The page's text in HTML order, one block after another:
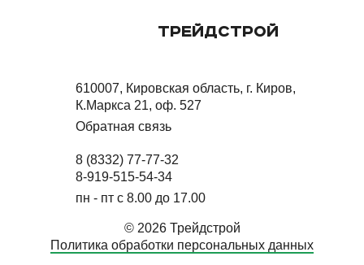
ТРЕЙДСТРОЙ
610007, Кировская область, г. Киров,
К.Маркса 21, оф. 527
Обратная связь
8 (8332) 77-77-32
8-919-515-54-34
пн - пт с 8.00 до 17.00
© 2026 Трейдстрой
Политика обработки персональных данных